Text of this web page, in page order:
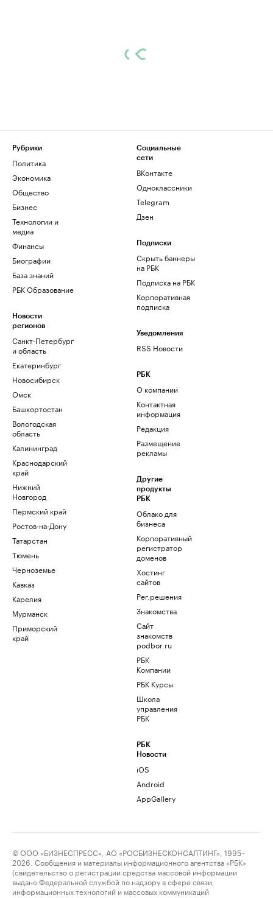
Рубрики
Политика
Экономика
Общество
Бизнес
Технологии и
медиа
Финансы
Биографии
База знаний
РБК Образование
Новости
регионов
Санкт-Петербург
и область
Екатеринбург
Новосибирск
Омск
Башкортостан
Вологодская
область
Калининград
Краснодарский
край
Нижний
Новгород
Пермский край
Ростов-на-Дону
Татарстан
Тюмень
Черноземье
Кавказ
Карелия
Мурманск
Приморский
край
Социальные
сети
ВКонтакте
Одноклассники
Telegram
Дзен
Подписки
Скрыть баннеры
на РБК
Подписка на РБК
Корпоративная
подписка
Уведомления
RSS Новости
РБК
О компании
Контактная
информация
Редакция
Размещение
рекламы
Другие
продукты
РБК
Облако для
бизнеса
Корпоративный
регистратор
доменов
Хостинг
сайтов
Рег.решения
Знакомства
Сайт
знакомств
podbor.ru
РБК
Компании
РБК Курсы
Школа
управления
РБК
РБК
Новости
iOS
Android
AppGallery
© ООО «БИЗНЕСПРЕСС», АО «РОСБИЗНЕСКОНСАЛТИНГ», 1995–
2026. Сообщения и материалы информационного агентства «РБК»
(свидетельство о регистрации средства массовой информации
выдано Федеральной службой по надзору в сфере связи,
информационных технологий и массовых коммуникаций